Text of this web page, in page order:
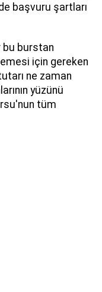
başvuru şartları
bu burstan
için gereken
ne zaman
yüzünü
tüm